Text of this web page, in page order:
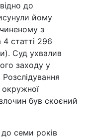
до
йому
з
статті 296
Суд ухвалив
заходу у
окружної
був скоєний
семи років